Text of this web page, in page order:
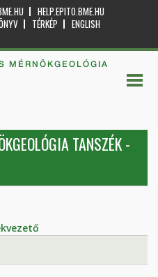
HELP.EPITO.BME.HU
TÉRKÉP
ENGLISH
MÉRNÖKGEOLÓGIA
TANSZÉK -